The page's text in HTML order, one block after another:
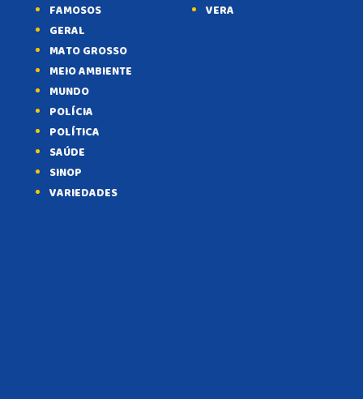
FAMOSOS
GERAL
MATO GROSSO
MEIO AMBIENTE
MUNDO
POLÍCIA
POLÍTICA
SAÚDE
SINOP
VARIEDADES
VERA